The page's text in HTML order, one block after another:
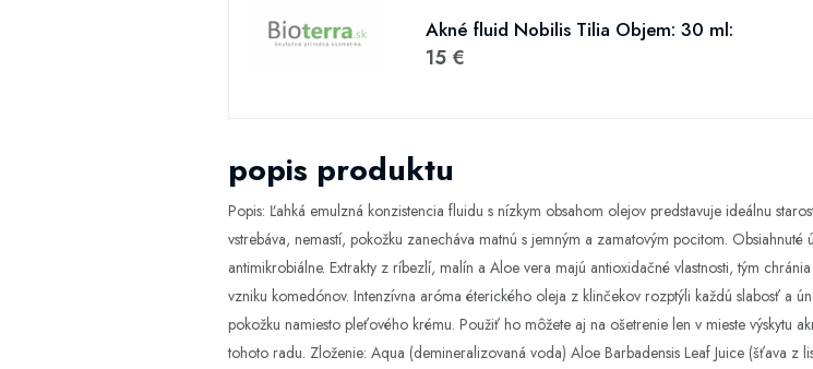
Akné fluid Nobilis Tilia Objem: 30 ml:
15 €
popis produktu
Popis: Ľahká emulzná konzistencia fluidu s nízkym obsahom olejov predstavuje ideálnu
vstrebáva, nemastí, pokožku zanecháva matnú s jemným a zamatovým pocitom.
antimikrobiálne. Extrakty z ríbezlí, malín a Aloe vera majú antioxidačné vlastnosti, tým
vzniku komedónov. Intenzívna aróma éterického oleja z klinčekov rozptýli každú slabosť a
pokožku namiesto pleťového krému. Použiť ho môžete aj na ošetrenie len v mieste výskytu
tohoto radu. Zloženie: Aqua (demineralizovaná voda) Aloe Barbadensis Leaf Juice (šťava z